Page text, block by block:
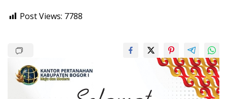
Post Views: 7788